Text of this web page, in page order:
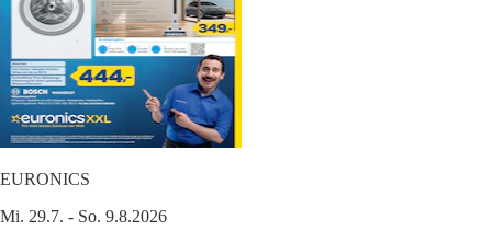
EURONICS
Mi. 29.7. - So. 9.8.2026